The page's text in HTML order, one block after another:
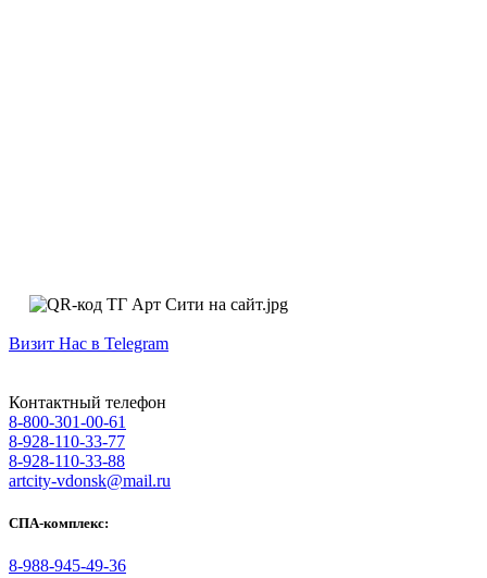
Визит Нас в Telegram
Контактный телефон
8-800-301-00-61
8-928-110-33-77
8-928-110-33-88
artcity-vdonsk@mail.ru
СПА-комплекс:
8-988-945-49-36